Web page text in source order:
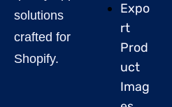
solutions
crafted for
Shopify.
Expo
rt
Prod
uct
Imag